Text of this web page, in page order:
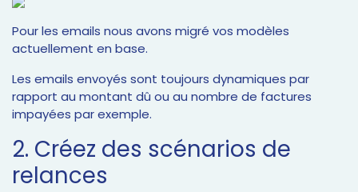
Pour les emails nous avons migré vos modèles
actuellement en base.
Les emails envoyés sont toujours dynamiques par
rapport au montant dû ou au nombre de factures
impayées par exemple.
2. Créez des scénarios de
relances